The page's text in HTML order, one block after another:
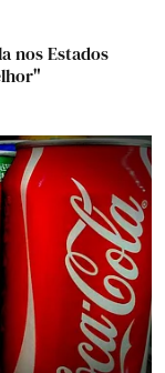
nos Estados